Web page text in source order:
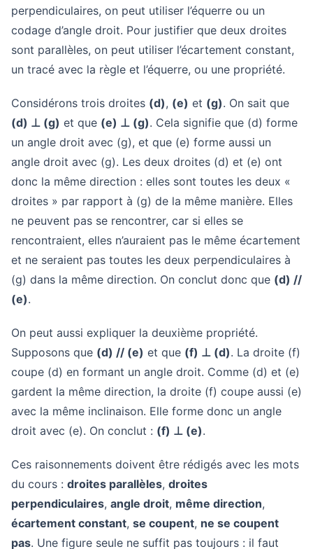
perpendiculaires, on peut utiliser l’équerre ou un
codage d’angle droit. Pour justifier que deux droites
sont parallèles, on peut utiliser l’écartement constant,
un tracé avec la règle et l’équerre, ou une propriété.
Considérons trois droites (d), (e) et (g). On sait que
(d) ⊥ (g) et que (e) ⊥ (g). Cela signifie que (d) forme
un angle droit avec (g), et que (e) forme aussi un
angle droit avec (g). Les deux droites (d) et (e) ont
donc la même direction : elles sont toutes les deux «
droites » par rapport à (g) de la même manière. Elles
ne peuvent pas se rencontrer, car si elles se
rencontraient, elles n’auraient pas le même écartement
et ne seraient pas toutes les deux perpendiculaires à
(g) dans la même direction. On conclut donc que (d) //
(e).
On peut aussi expliquer la deuxième propriété.
Supposons que (d) // (e) et que (f) ⊥ (d). La droite (f)
coupe (d) en formant un angle droit. Comme (d) et (e)
gardent la même direction, la droite (f) coupe aussi (e)
avec la même inclinaison. Elle forme donc un angle
droit avec (e). On conclut : (f) ⊥ (e).
Ces raisonnements doivent être rédigés avec les mots
du cours : droites parallèles, droites
perpendiculaires, angle droit, même direction,
écartement constant, se coupent, ne se coupent
pas. Une figure seule ne suffit pas toujours : il faut